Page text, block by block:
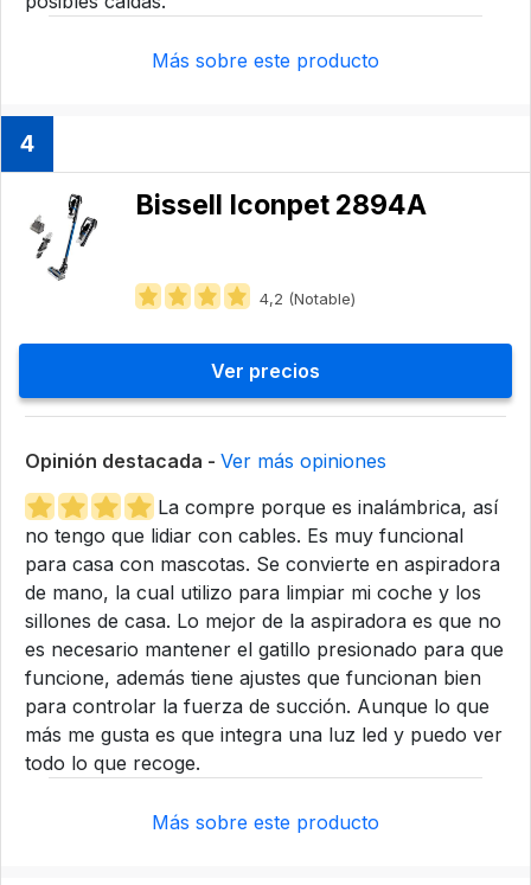
Más sobre este producto
4
Bissell Iconpet 2894A
4,2 (Notable)
Ver precios
Opinión destacada - Ver más opiniones
La compre porque es inalámbrica, así
no tengo que lidiar con cables. Es muy funcional
para casa con mascotas. Se convierte en aspiradora
de mano, la cual utilizo para limpiar mi coche y los
sillones de casa. Lo mejor de la aspiradora es que no
es necesario mantener el gatillo presionado para que
funcione, además tiene ajustes que funcionan bien
para controlar la fuerza de succión. Aunque lo que
más me gusta es que integra una luz led y puedo ver
todo lo que recoge.
Más sobre este producto